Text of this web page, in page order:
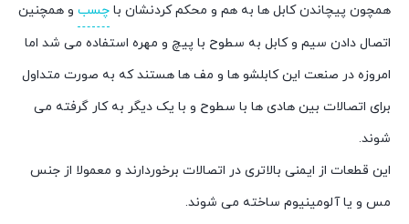
همچون پیچاندن کابل ها به هم و محکم کردنشان با چسب و همچنین
اتصال دادن سیم و کابل به سطوح با پیچ و مهره استفاده می شد اما
امروزه در صنعت این کابلشو ها و مف ها هستند که به صورت متداول
برای اتصالات بین هادی ها با سطوح و با یک دیگر به کار گرفته می
شوند.
این قطعات از ایمنی بالاتری در اتصالات برخوردارند و معمولا از جنس
مس و یا آلومینیوم ساخته می شوند.